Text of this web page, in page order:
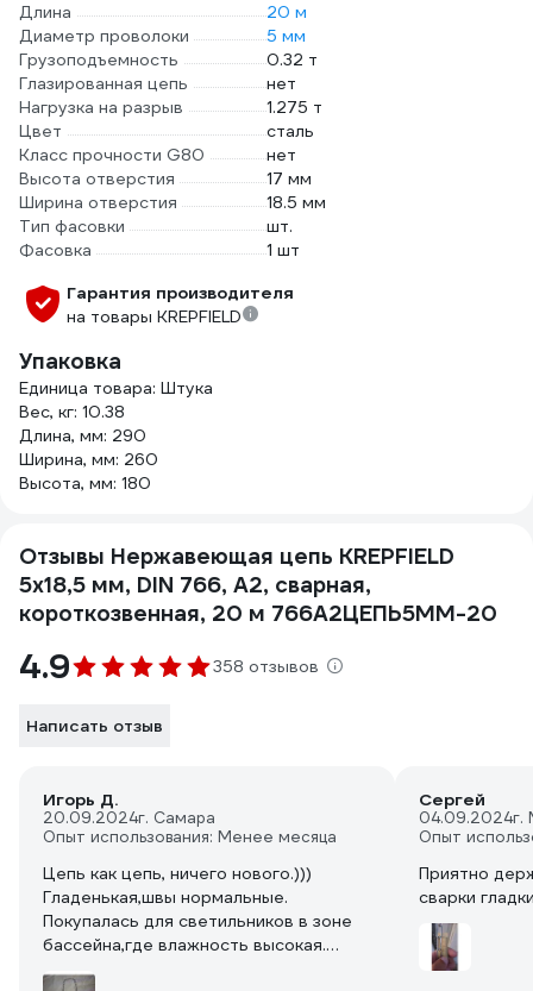
Длина
20 м
Диаметр проволоки
5 мм
Грузоподъемность
0.32 т
Глазированная цепь
нет
Нагрузка на разрыв
1.275 т
Цвет
сталь
Класс прочности G80
нет
Высота отверстия
17 мм
Ширина отверстия
18.5 мм
Тип фасовки
шт.
Фасовка
1 шт
Гарантия производителя
на товары KREPFIELD
Упаковка
Единица товара: Штука
Вес, кг: 10.38
Длина, мм: 290
Ширина, мм: 260
Высота, мм: 180
Отзывы Нержавеющая цепь KREPFIELD
5x18,5 мм, DIN 766, А2, сварная,
короткозвенная, 20 м 766А2ЦЕПЬ5ММ-20
4.9 358 отзывов
Написать отзыв
Игорь Д.
20.09.2024г. Самара
Опыт использования: Менее месяца
Цепь как цепь, ничего нового.)))
Гладенькая,швы нормальные.
Покупалась для светильников в зоне
бассейна,где влажность высокая.
Сергей
04.09.2024г.
Опыт
Приятно
сварки